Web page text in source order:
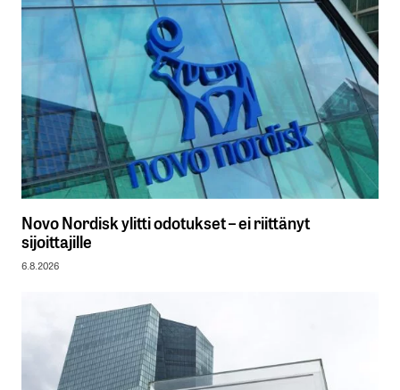
Novo Nordisk ylitti odotukset – ei riittänyt
sijoittajille
6.8.2026